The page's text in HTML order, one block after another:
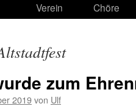
Verein
Chöre
zum
2019von Ulf